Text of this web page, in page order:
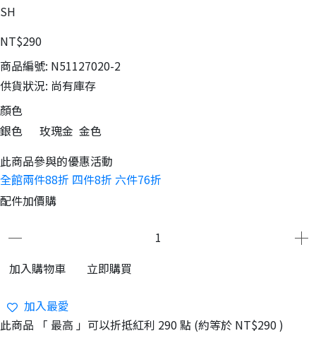
SH
NT$290
商品編號: N51127020-2
供貨狀況: 尚有庫存
顏色
銀色
玫瑰金 金色
此商品參與的優惠活動
全館兩件88折 四件8折 六件76折
配件加價購
加入購物車 立即購買
加入最愛
此商品 「 最高 」可以折抵紅利 290點 (約等於 NT$290)